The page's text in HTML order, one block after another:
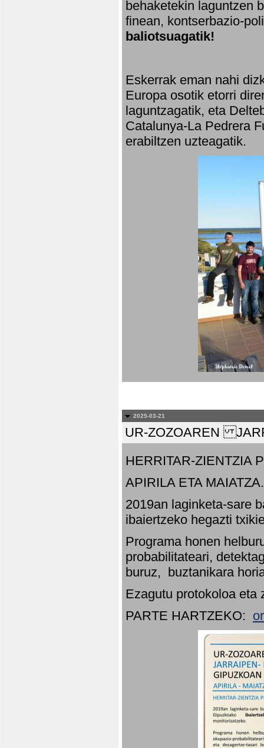
behaketekin laguntzen
finean, kontserbazio-
baliotsuagatik!
Eskerrak eman nahi
Europa osotik etorri
laguntzagatik, eta
Catalunya-La Pedrera
erabiltzen uzteagatik.
2025-03-21
UR-ZOZOAREN
HERRITAR-ZIENTZIA
APIRILA ETA MAIATZA.
2019an laginketa-sare
ibaiertzeko hegazti
Programa honen
probabilitateari,
buruz, buztanikara
Ezagutu protokoloa eta
PARTE HARTZEKO: